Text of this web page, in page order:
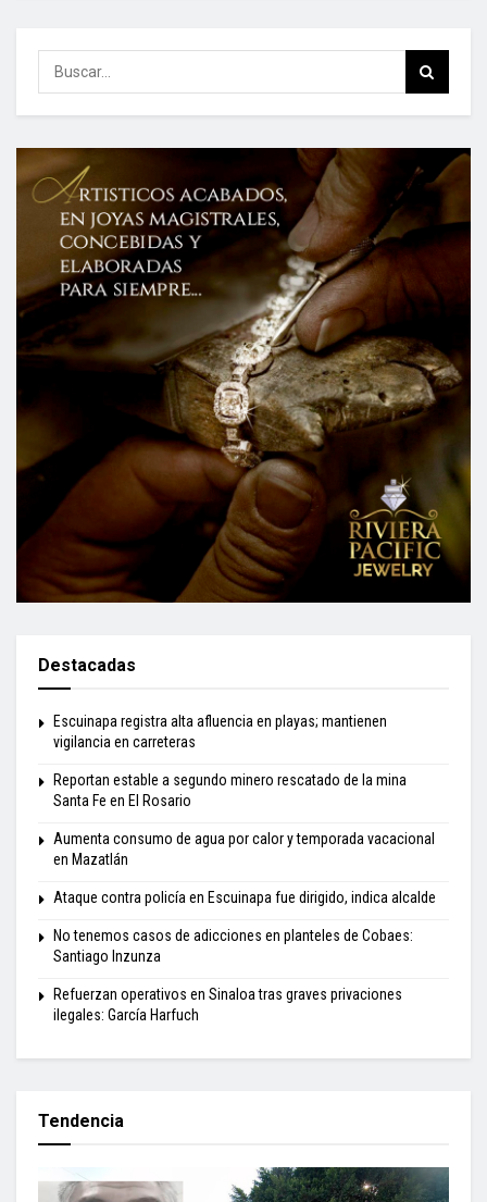
Destacadas
Escuinapa registra alta afluencia en playas; mantienen
vigilancia en carreteras
Reportan estable a segundo minero rescatado de la mina
Santa Fe en El Rosario
Aumenta consumo de agua por calor y temporada vacacional
en Mazatlán
Ataque contra policía en Escuinapa fue dirigido, indica alcalde
No tenemos casos de adicciones en planteles de Cobaes:
Santiago Inzunza
Refuerzan operativos en Sinaloa tras graves privaciones
ilegales: García Harfuch
Tendencia